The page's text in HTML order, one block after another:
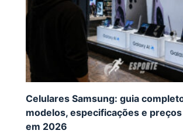
Celulares Samsung: guia
modelos, especificações e
em 2026